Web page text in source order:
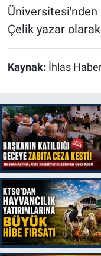
Çelik yazar olarak
Kaynak: İhlas